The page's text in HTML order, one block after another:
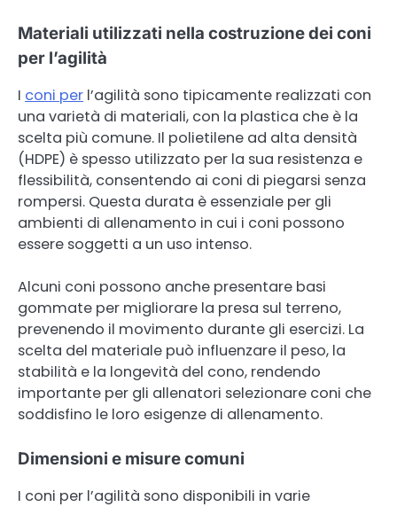
Materiali utilizzati nella costruzione dei coni
per l’agilità
I coni per l’agilità sono tipicamente realizzati con
una varietà di materiali, con la plastica che è la
scelta più comune. Il polietilene ad alta densità
(HDPE) è spesso utilizzato per la sua resistenza e
flessibilità, consentendo ai coni di piegarsi senza
rompersi. Questa durata è essenziale per gli
ambienti di allenamento in cui i coni possono
essere soggetti a un uso intenso.
Alcuni coni possono anche presentare basi
gommate per migliorare la presa sul terreno,
prevenendo il movimento durante gli esercizi. La
scelta del materiale può influenzare il peso, la
stabilità e la longevità del cono, rendendo
importante per gli allenatori selezionare coni che
soddisfino le loro esigenze di allenamento.
Dimensioni e misure comuni
I coni per l’agilità sono disponibili in varie